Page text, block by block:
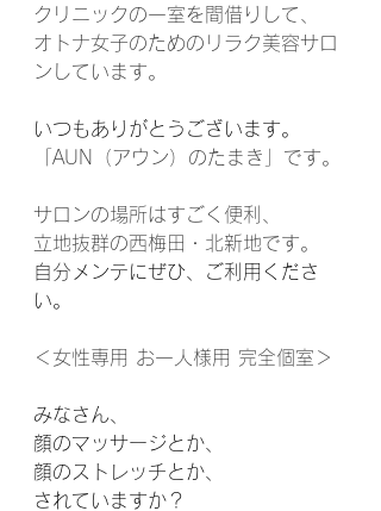
クリニックの一室を間借りして、
オトナ女子のためのリラク美容サロ
ンしています。
いつもありがとうございます。
「AUN（アウン）のたまき」です。
サロンの場所はすごく便利、
立地抜群の西梅田・北新地です。
自分メンテにぜひ、ご利用くださ
い。
＜女性専用 お一人様用 完全個室＞
みなさん、
顔のマッサージとか、
顔のストレッチとか、
されていますか？